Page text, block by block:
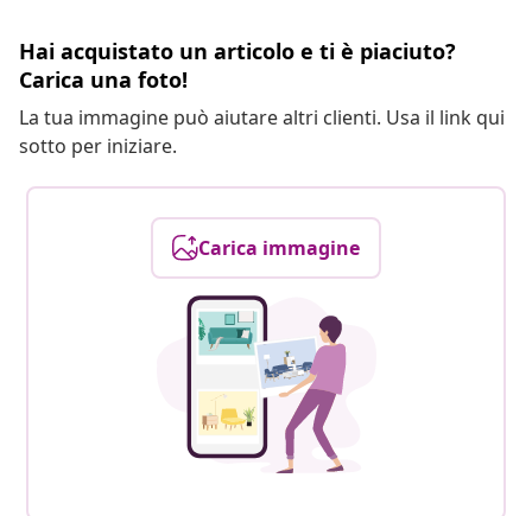
Hai acquistato un articolo e ti è piaciuto?
Carica una foto!
La tua immagine può aiutare altri clienti. Usa il link qui
sotto per iniziare.
Carica immagine